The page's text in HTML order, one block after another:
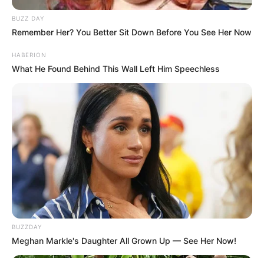
BUZZ DAY
Remember Her? You Better Sit Down Before You See Her Now
HABERION
What He Found Behind This Wall Left Him Speechless
BUZZDAY
Meghan Markle's Daughter All Grown Up — See Her Now!